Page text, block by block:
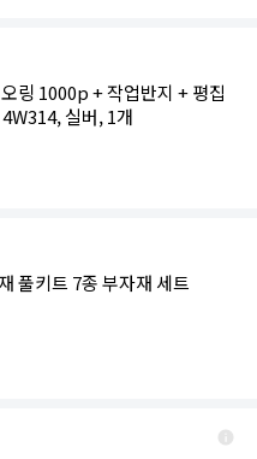
링 1000p + 작업반지 + 평집
실버, 1개
풀키트 7종 부자재 세트